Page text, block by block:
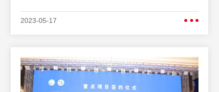
士年200万头生猪屠宰及冷链物流项目总投资1 47亿元，主要建
头生猪屠宰及冷链物流项目正式投产，为铁骑力士青冈国际优
食谷布局打响了第一枪，意味着铁骑力士在食品加工领域迎来
了一个崭新的、跨越式发展的时代，开辟了铁骑力士下一个30
2023-05-17